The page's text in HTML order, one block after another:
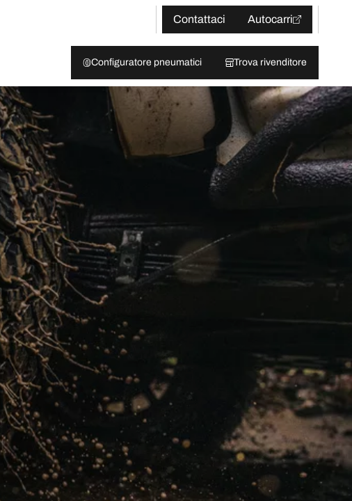
Contattaci
Autocarri
Configuratore pneumatici Trova rivenditore